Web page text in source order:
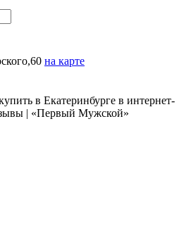
на карте
в Екатеринбурге в интернет-
| «Первый Мужской»